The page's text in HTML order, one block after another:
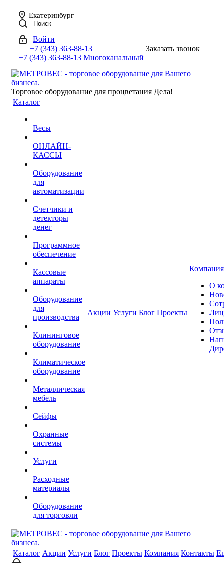
Екатеринбург
Поиск
Войти
+7 (343) 363-88-13
+7 (343) 363-88-13 Многоканальный
Заказать звонок
Торговое оборудование для процветания Дела!
Каталог
Весы
ОНЛАЙН-
КАССЫ
Оборудование
для
автоматизации
Счетчики и
детекторы
денег
Программное
обеспечение
Кассовые
аппараты
Оборудование
для
производства
Клининговое
оборудование
Климатическое
оборудование
Металлическая
мебель
Сейфы
Охранные
системы
Услуги
Расходные
материалы
Оборудование
для торговли
Акции Услуги Блог Проекты
Компания
О
Каталог Акции Услуги Блог Проекты Компания Контакты